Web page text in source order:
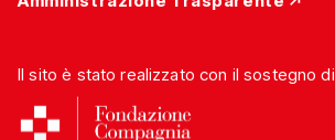
Il sito è stato realizzato con il sostegno di